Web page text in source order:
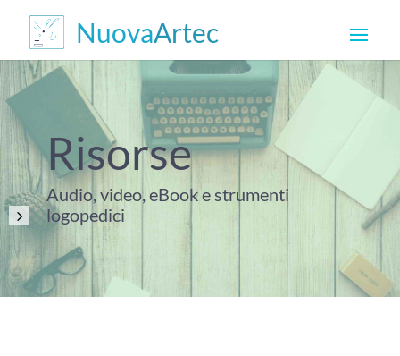
Risorse
Audio, video, eBook e strumenti
logopedici